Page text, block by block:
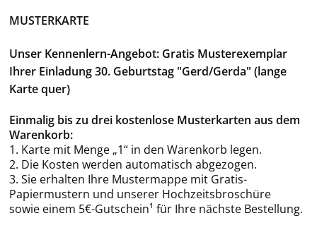
MUSTERKARTE
Unser Kennenlern-Angebot: Gratis Musterexemplar
Ihrer Einladung 30. Geburtstag "Gerd/Gerda" (lange
Karte quer)
Einmalig bis zu drei kostenlose Musterkarten aus dem
Warenkorb:
1. Karte mit Menge „1“ in den Warenkorb legen.
2. Die Kosten werden automatisch abgezogen.
3. Sie erhalten Ihre Mustermappe mit Gratis-
Papiermustern und unserer Hochzeitsbroschüre
sowie einem 5€-Gutschein¹ für Ihre nächste Bestellung.